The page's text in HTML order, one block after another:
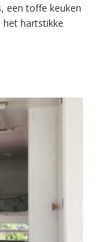
een toffe keuken
hartstikke